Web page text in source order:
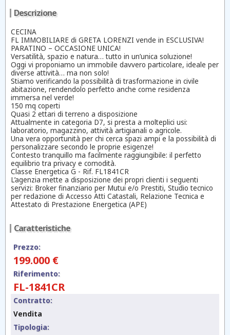
Descrizione
CECINA
FL IMMOBILIARE di GRETA LORENZI vende in ESCLUSIVA!
PARATINO – OCCASIONE UNICA!
Versatilità, spazio e natura… tutto in un’unica soluzione!
Oggi vi proponiamo un immobile davvero particolare, ideale per
diverse attività… ma non solo!
Stiamo verificando la possibilità di trasformazione in civile
abitazione, rendendolo perfetto anche come residenza
immersa nel verde!
150 mq coperti
Quasi 2 ettari di terreno a disposizione
Attualmente in categoria D7, si presta a molteplici usi:
laboratorio, magazzino, attività artigianali o agricole.
Una vera opportunità per chi cerca spazi ampi e la possibilità di
personalizzare secondo le proprie esigenze!
Contesto tranquillo ma facilmente raggiungibile: il perfetto
equilibrio tra privacy e comodità.
Classe Energetica G - Rif. FL1841CR
L’agenzia mette a disposizione dei propri clienti i seguenti
servizi: Broker finanziario per Mutui e/o Prestiti, Studio tecnico
per redazione di Accesso Atti Catastali, Relazione Tecnica e
Attestato di Prestazione Energetica (APE)
Caratteristiche
Prezzo:
199.000 €
Riferimento:
FL-1841CR
Contratto:
Vendita
Tipologia: